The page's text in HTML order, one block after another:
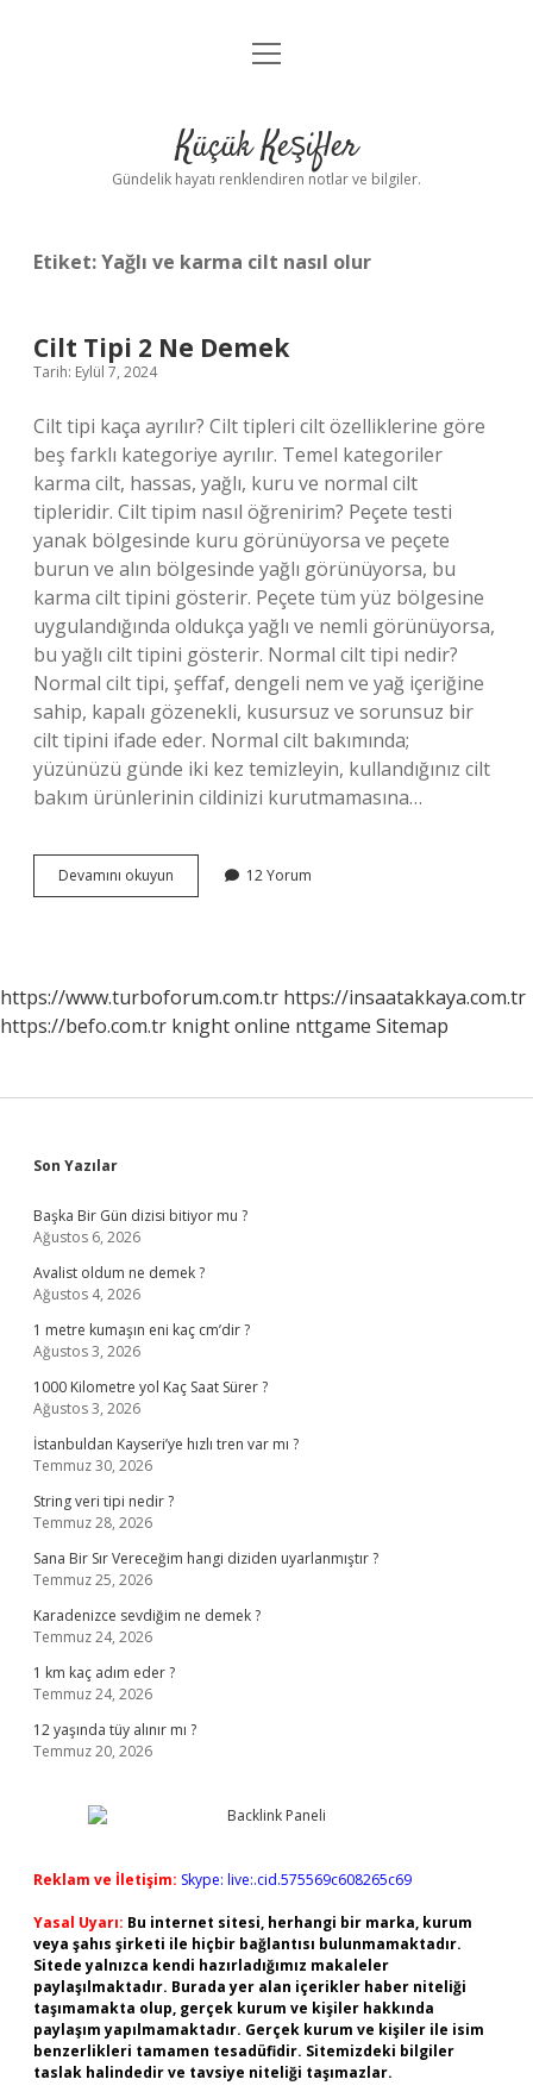
Anasayfa
Yasal Uyarı
menüyü
Küçük Keşifler
Gündelik hayatı renklendiren notlar ve bilgiler.
Etiket:Yağlı ve karma cilt nasıl olur
Cilt Tipi 2 Ne Demek
Tarih: Eylül 7, 2024
Cilt tipi kaça ayrılır? Cilt tipleri cilt özelliklerine göre
beş farklı kategoriye ayrılır. Temel kategoriler
karma cilt, hassas, yağlı, kuru ve normal cilt
tipleridir. Cilt tipim nasıl öğrenirim? Peçete testi
yanak bölgesinde kuru görünüyorsa ve peçete
burun ve alın bölgesinde yağlı görünüyorsa, bu
karma cilt tipini gösterir. Peçete tüm yüz bölgesine
uygulandığında oldukça yağlı ve nemli görünüyorsa,
bu yağlı cilt tipini gösterir. Normal cilt tipi nedir?
Normal cilt tipi, şeffaf, dengeli nem ve yağ içeriğine
sahip, kapalı gözenekli, kusursuz ve sorunsuz bir
cilt tipini ifade eder. Normal cilt bakımında;
yüzünüzü günde iki kez temizleyin, kullandığınız cilt
bakım ürünlerinin cildinizi kurutmamasına…
Devamını okuyun
Tipi
12 Yorum
https://www.turboforum.com.tr https://insaatakkaya.com.tr
https://befo.com.tr knight online nttgame Sitemap
Sidebar
Son Yazılar
Başka Bir Gün dizisi bitiyor mu ?
Ağustos 6, 2026
Avalist oldum ne demek ?
Ağustos 4, 2026
1 metre kumaşın eni kaç cm’dir ?
Ağustos 3, 2026
1000 Kilometre yol Kaç Saat Sürer ?
Ağustos 3, 2026
İstanbuldan Kayseri’ye hızlı tren var mı ?
Temmuz 30, 2026
String veri tipi nedir ?
Temmuz 28, 2026
Sana Bir Sır Vereceğim hangi diziden uyarlanmıştır ?
Temmuz 25, 2026
Karadenizce sevdiğim ne demek ?
Temmuz 24, 2026
1 km kaç adım eder ?
Temmuz 24, 2026
12 yaşında tüy alınır mı ?
Temmuz 20, 2026
Reklam ve İletişim: Skype: live:.cid.575569c608265c69
Yasal Uyarı: Bu internet sitesi, herhangi bir marka, kurum
veya şahıs şirketi ile hiçbir bağlantısı bulunmamaktadır.
Sitede yalnızca kendi hazırladığımız makaleler
paylaşılmaktadır. Burada yer alan içerikler haber niteliği
taşımamakta olup, gerçek kurum ve kişiler hakkında
paylaşım yapılmamaktadır. Gerçek kurum ve kişiler ile isim
benzerlikleri tamamen tesadüfidir. Sitemizdeki bilgiler
taslak halindedir ve tavsiye niteliği taşımazlar.